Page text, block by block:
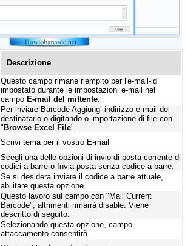
Descrizione
Questo campo rimane riempito per l'e-mail-id
impostato durante le impostazioni e-mail nel
campo E-mail del mittente.
Per inviare Barcode Aggiungi indirizzo e-mail del
destinatario o digitando o importazione di file con
" Browse Excel File".
Scrivi tema per il vostro E-mail
Scegli una delle opzioni di invio di posta corrente di
codici a barre o Invia posta senza codice a barre.
Se si desidera inviare il codice a barre attuale,
abilitare questa opzione.
Questo lavoro sul campo con "Mail Current
Barcode", altrimenti rimarrà disable. Viene
descritto di seguito.
Selezionando questa opzione, campo
attaccamento consentirà.